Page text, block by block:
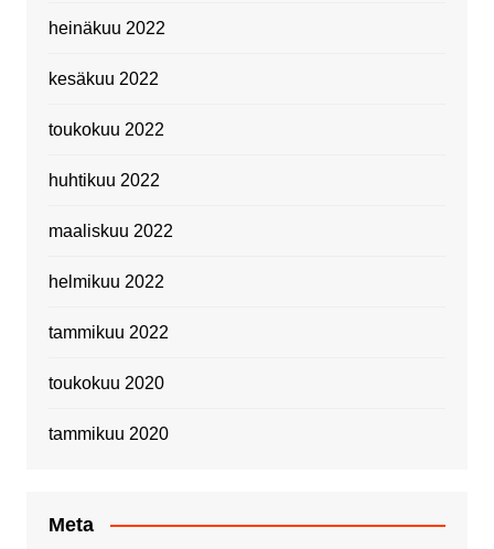
heinäkuu 2022
kesäkuu 2022
toukokuu 2022
huhtikuu 2022
maaliskuu 2022
helmikuu 2022
tammikuu 2022
toukokuu 2020
tammikuu 2020
Meta